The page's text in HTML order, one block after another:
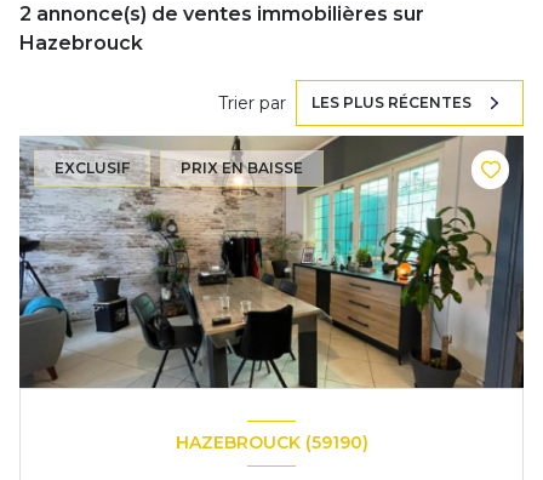
2 annonce(s) de ventes immobilières sur
Hazebrouck
Trier par LES PLUS RÉCENTES
EXCLUSIF PRIX EN BAISSE
HAZEBROUCK (59190)